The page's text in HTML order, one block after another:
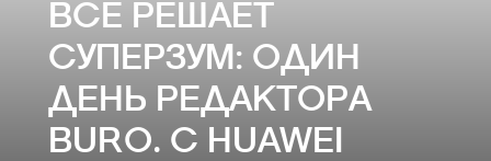
ВСЕ РЕШАЕТ
СУПЕРЗУМ: ОДИН
ДЕНЬ РЕДАКТОРА
BURO. С HUAWEI